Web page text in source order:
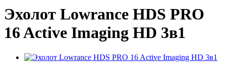
Эхолот Lowrance HDS PRO
16 Active Imaging HD 3в1